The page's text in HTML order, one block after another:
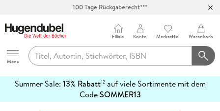
100 Tage Rückgaberecht***
Hugendubel
Menu
Filiale Konto Merkzettel Warenkorb
Summer Sale: 13% Rabatt12auf viele Sortimente mit dem
CodeSOMMER13
erfahren